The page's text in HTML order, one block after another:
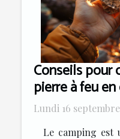
Conseils pour
pierre à feu
Lundi 16
Le camping est